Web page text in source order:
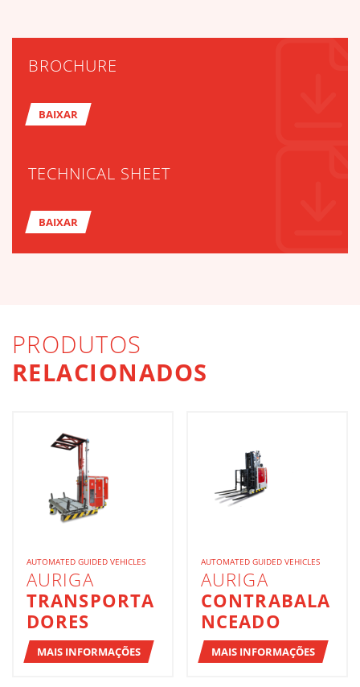
BROCHURE
BAIXAR
TECHNICAL SHEET
BAIXAR
PRODUTOS
RELACIONADOS
AUTOMATED GUIDED VEHICLES
AURIGA
TRANSPORTA
DORES
MAIS INFORMAÇÕES
AUTOMATED GUIDED VEHICLES
AURIGA
CONTRABALA
NCEADO
MAIS INFORMAÇÕES